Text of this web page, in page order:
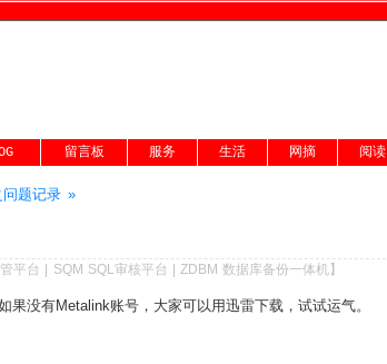
留言板 服务 生活 网摘 阅读
问题记录 »
平台 SQM SQL审核平台 |ZDBM 数据库备份一体机】
没有Metalink账号，大家可以用迅雷下载，试试运气。